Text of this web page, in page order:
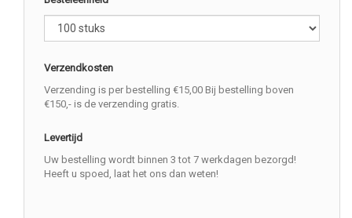
Verzendkosten
Verzending is per bestelling €15,00 Bij bestelling boven
€150,- is de verzending gratis.
Levertijd
Uw bestelling wordt binnen 3 tot 7 werkdagen bezorgd!
Heeft u spoed, laat het ons dan weten!